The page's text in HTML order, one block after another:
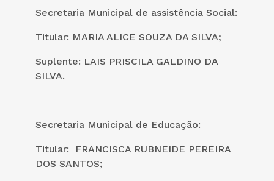
Secretaria Municipal de assistência Social:
Titular: MARIA ALICE SOUZA DA SILVA;
Suplente: LAIS PRISCILA GALDINO DA
SILVA.
Secretaria Municipal de Educação:
Titular: FRANCISCA RUBNEIDE PEREIRA
DOS SANTOS;